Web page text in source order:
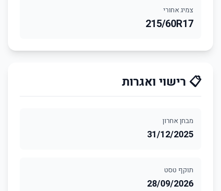
צמיג אחורי
215/60R17
📋 רישוי ואגרות
מבחן אחרון
31/12/2025
תוקף טסט
28/09/2026